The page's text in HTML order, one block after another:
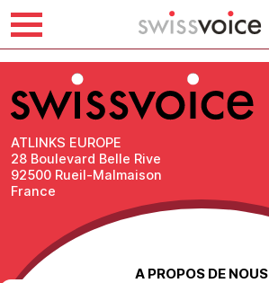
Skip
content
bol.com
ATLINKS EUROPE
28 Boulevard Belle Rive
92500 Rueil-Malmaison
France
A PROPOS DE NOUS